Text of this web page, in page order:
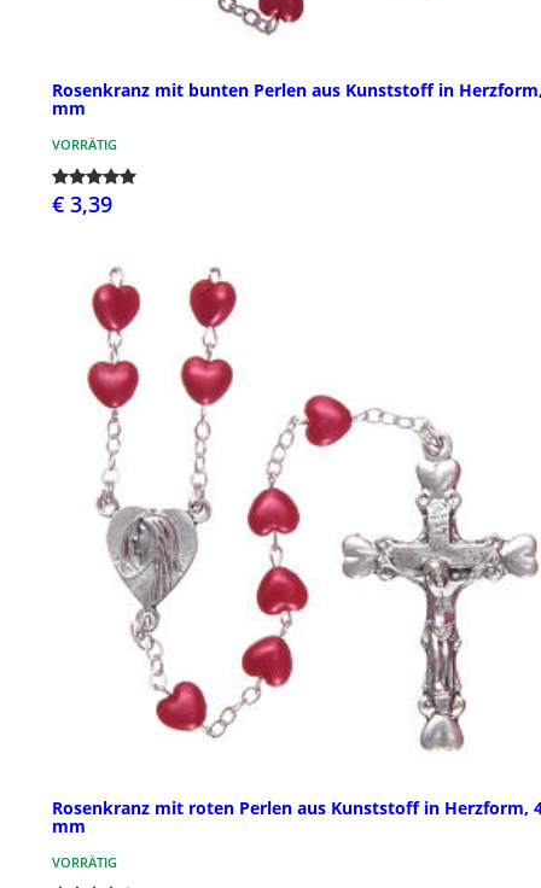
Rosenkranz mit bunten Perlen aus Kunststoff in
mm
VORRÄTIG
€ 3,39
Rosenkranz mit roten Perlen aus Kunststoff in Herzform,
mm
VORRÄTIG